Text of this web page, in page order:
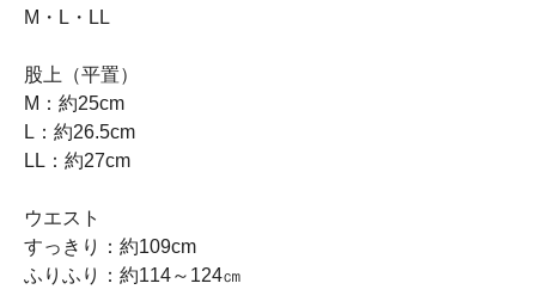
M・L・LL
股上（平置）
M：約25cm
L：約26.5cm
LL：約27cm
ウエスト
すっきり：約109cm
ふりふり：約114～124㎝